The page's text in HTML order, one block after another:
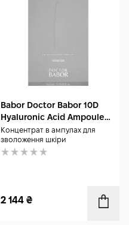
Babor Doctor Babor 10D
Hyaluronic Acid Ampoule
Serum Concentrate 7x2 мл
Концентрат в ампулах для
зволоження шкіри
2 144 ₴